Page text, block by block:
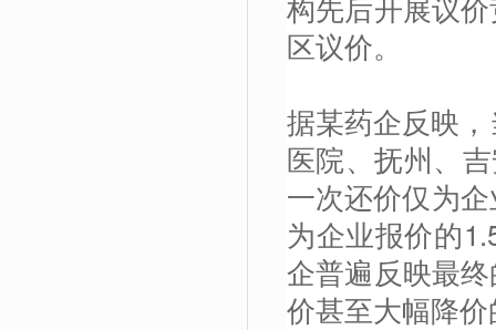
区议价。
据某药企反映
医院、抚州、
一次还价仅为
为企业报价的
企普遍反映最
价甚至大幅降